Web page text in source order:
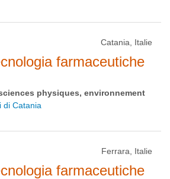
Catania, Italie
farmaceutiche
physiques, environnement
di Catania
Ferrara, Italie
farmaceutiche